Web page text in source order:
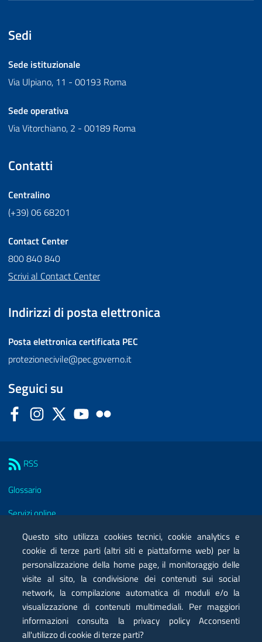
Sedi
Sede istituzionale
Via Ulpiano, 11 - 00193 Roma
Sede operativa
Via Vitorchiano, 2 - 00189 Roma
Contatti
Centralino
(+39) 06 68201
Contact Center
800 840 840
Scrivi al Contact Center
Indirizzi di posta elettronica
Posta elettronica certificata PEC
protezionecivile@pec.governo.it
Seguici su
FacebookInstagram
Twitter YouTube
RSS
Glossario
Servizi online
Moduli
Posta elettronica certificata PEC
Privacy
Note legali
Contatti
Questo sito utilizza cookies tecnici, cookie analytics e
cookie di terze parti (altri siti e piattaforme web) per la
personalizzazione della home page, il monitoraggio delle
visite al sito, la condivisione dei contenuti sui social
network, la compilazione automatica di moduli e/o la
visualizzazione di contenuti multimediali. Per maggiori
informazioni consulta la privacy policy Acconsenti
all'utilizzo di cookie di terze parti?